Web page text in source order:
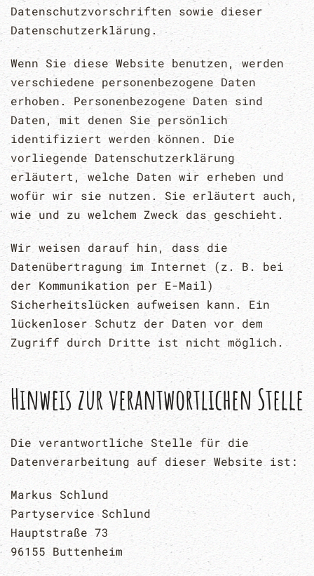
Datenschutzvorschriften sowie dieser
Datenschutzerklärung.
Wenn Sie diese Website benutzen, werden
verschiedene personenbezogene Daten
erhoben. Personenbezogene Daten sind
Daten, mit denen Sie persönlich
identifiziert werden können. Die
vorliegende Datenschutzerklärung
erläutert, welche Daten wir erheben und
wofür wir sie nutzen. Sie erläutert auch,
wie und zu welchem Zweck das geschieht.
Wir weisen darauf hin, dass die
Datenübertragung im Internet (z. B. bei
der Kommunikation per E-Mail)
Sicherheitslücken aufweisen kann. Ein
lückenloser Schutz der Daten vor dem
Zugriff durch Dritte ist nicht möglich.
Hinweis zur verantwortlichen Stelle
Die verantwortliche Stelle für die
Datenverarbeitung auf dieser Website ist:
Markus Schlund
Partyservice Schlund
Hauptstraße 73
96155 Buttenheim